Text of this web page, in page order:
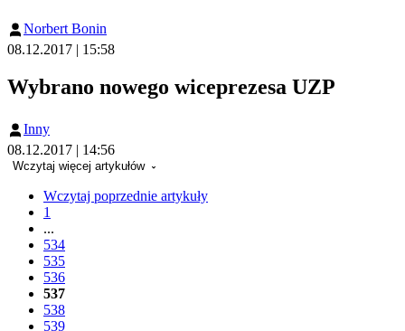
Norbert Bonin
08.12.2017 | 15:58
Wybrano nowego wiceprezesa UZP
Inny
08.12.2017 | 14:56
Wczytaj więcej artykułów
Wczytaj poprzednie artykuły
1
...
534
535
536
537
538
539